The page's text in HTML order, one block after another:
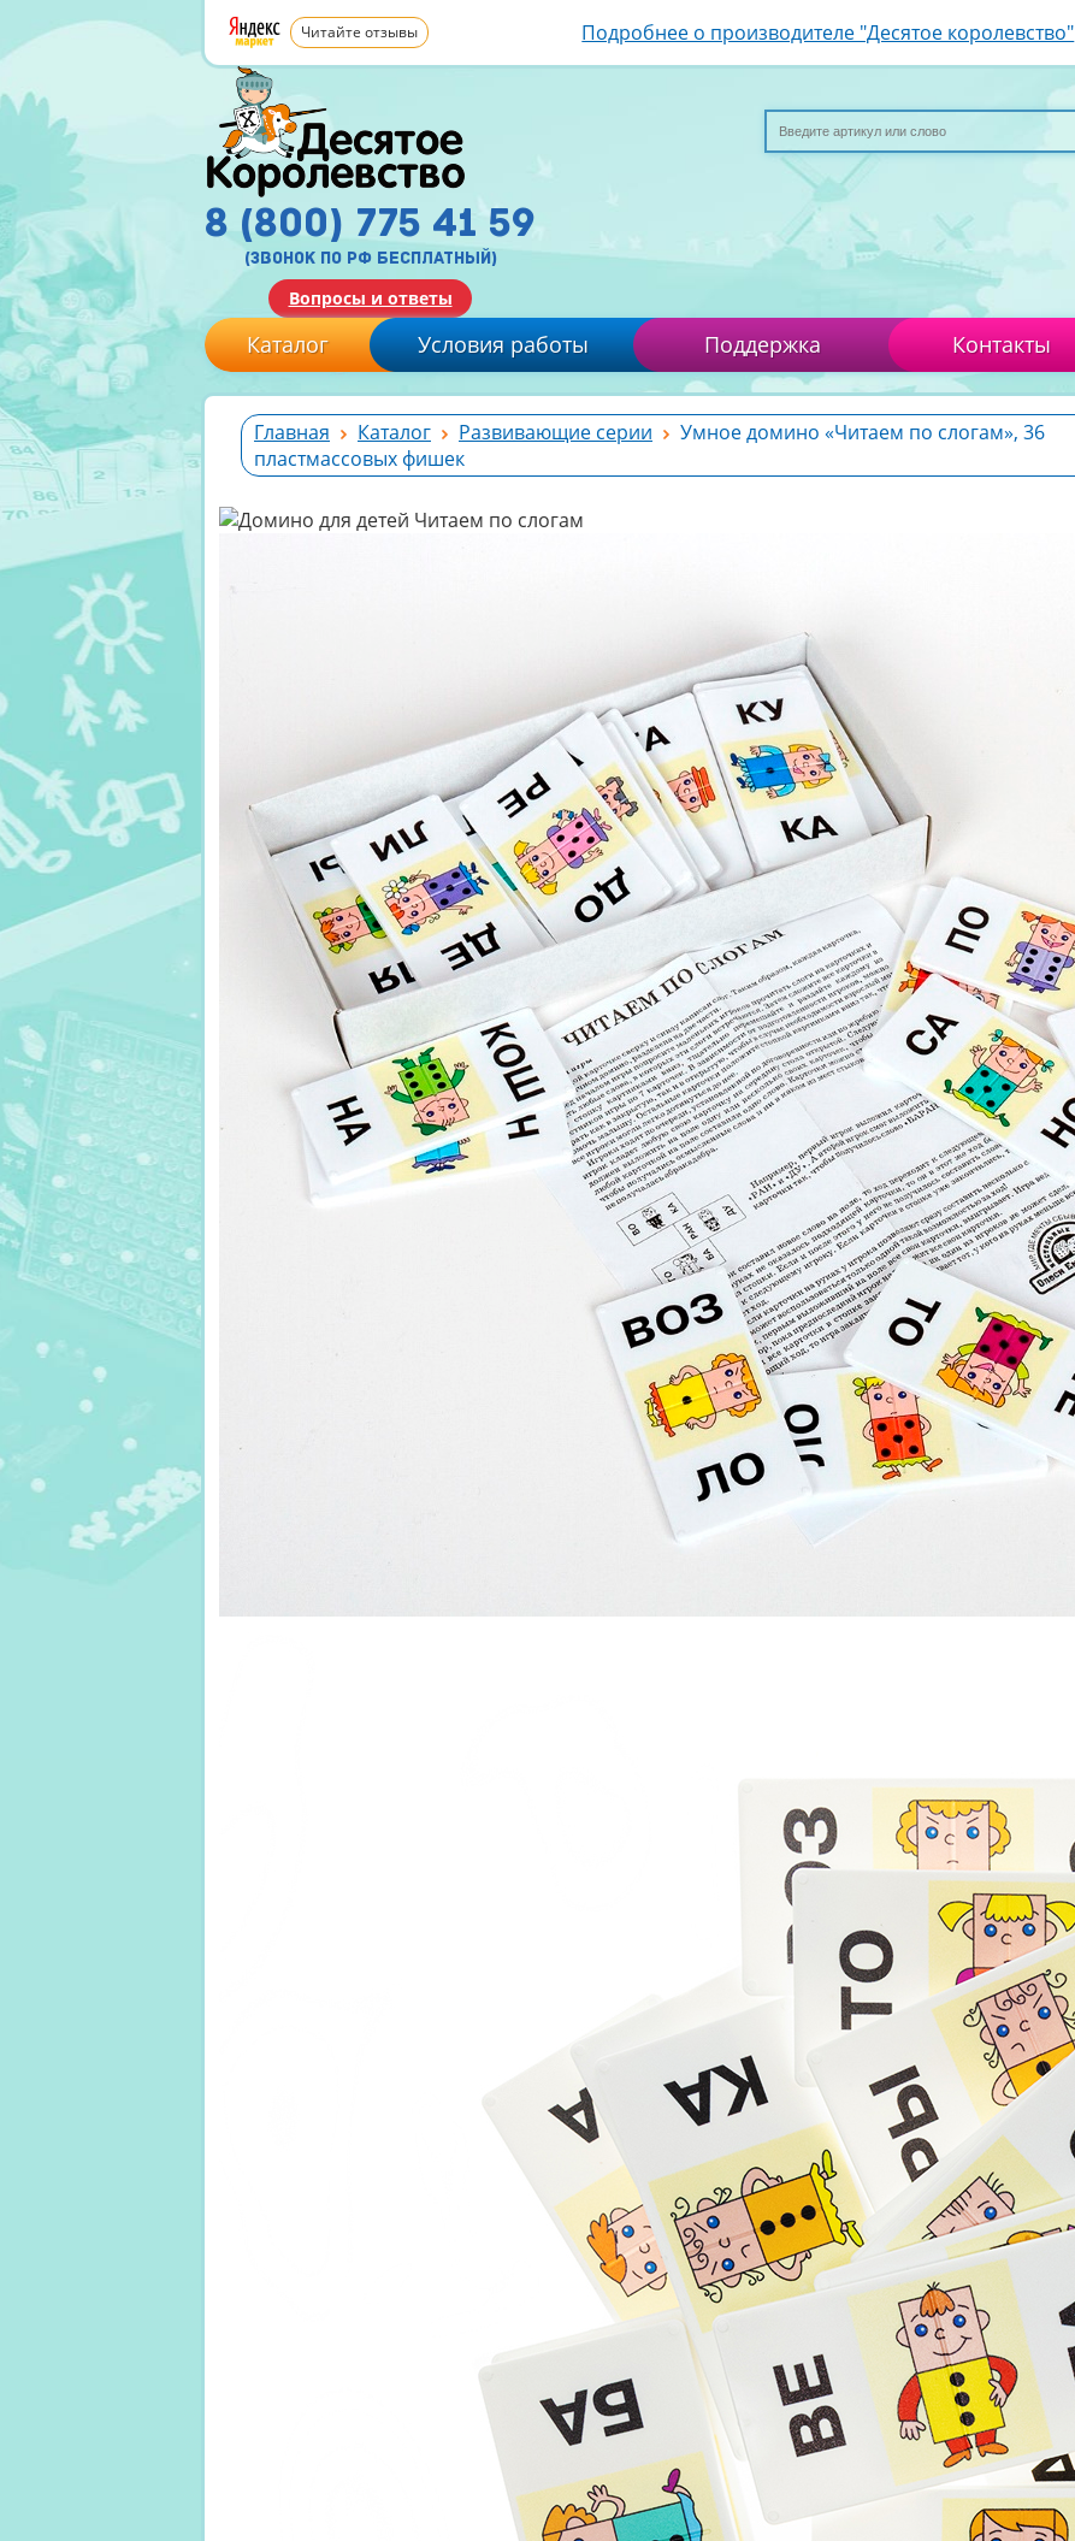
Читайте отзывы Подробнее о производителе "Десятое королевство"
8 (800) 775 41 59
(звонок по рф бесплатный)
Вопросы и ответы
Каталог Условия работы Поддержка Контакты
Главная Каталог Развивающие серии
Умное домино «Читаем по слогам», 36
пластмассовых фишек